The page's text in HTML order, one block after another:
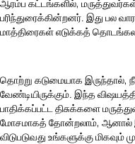
ஆரம்ப கட்டங்களில்,
பரிந்துரைக்கின்றனர். இது பல
மாத்திரைகள் எடுக்கத்
தொற்று கடுமையாக இருந்தால்,
வேண்டியிருக்கும். இந்த
பாதிக்கப்பட்ட திசுக்களை
மோசமாகத் தோன்றலாம், ஆனால்
விடுபடுவது உங்களுக்கு மிகவும்